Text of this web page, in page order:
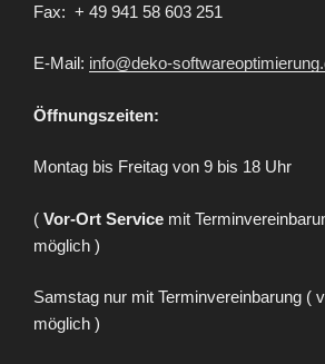
Fax: + 49 941 58 603 251
E-Mail: info@deko-
Öffnungszeiten:
Montag bis Freitag von 9 bis 18 Uhr
( Vor-Ort Service mit
möglich )
Samstag nur mit Terminvereinbarung (
möglich )